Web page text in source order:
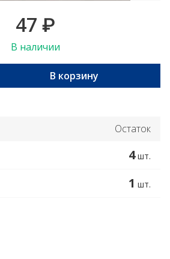
47 ₽
В наличии
В корзину
Остаток
4шт.
1 шт.